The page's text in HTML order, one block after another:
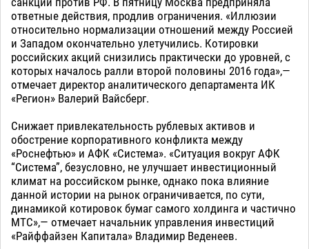
ответные действия, продлив ограничения. «Иллюзии
относительно нормализации отношений между Россией
и Западом окончательно улетучились. Котировки
российских акций снизились практически до уровней, с
которых началось ралли второй половины 2016 года»,—
отмечает директор аналитического департамента ИК
«Регион» Валерий Вайсберг.
Снижает привлекательность рублевых активов и
обострение корпоративного конфликта между
«Роснефтью» и АФК «Система». «Ситуация вокруг АФК
“Система”, безусловно, не улучшает инвестиционный
климат на российском рынке, однако пока влияние
данной истории на рынок ограничивается, по сути,
динамикой котировок бумаг самого холдинга и частично
МТС»,— отмечает начальник управления инвестиций
«Райффайзен Капитала» Владимир Веденеев.